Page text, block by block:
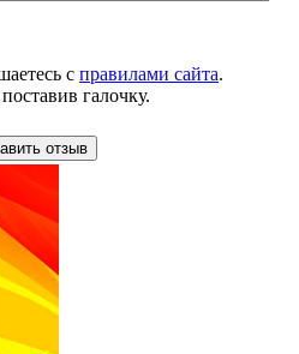
с правилами сайта.
галочку.
отзыв